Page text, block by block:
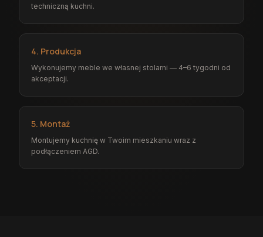
techniczną kuchni.
4. Produkcja
Wykonujemy meble we własnej stolarni — 4–6 tygodni od
akceptacji.
5. Montaż
Montujemy kuchnię w Twoim mieszkaniu wraz z
podłączeniem AGD.